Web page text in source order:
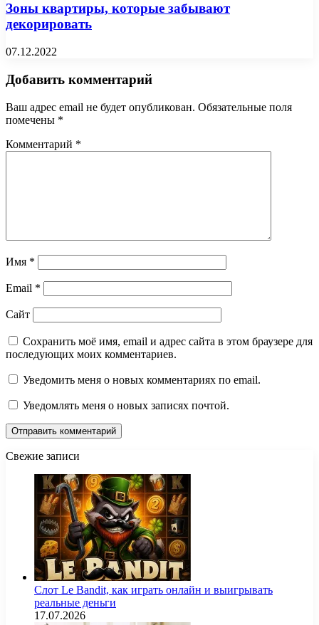
Зоны квартиры, которые забывают
декорировать
07.12.2022
Добавить комментарий
Ваш адрес email не будет опубликован. Обязательные поля
помечены *
Комментарий *
Имя *
Email *
Сайт
Сохранить моё имя, email и адрес сайта в этом браузере для
последующих моих комментариев.
Уведомить меня о новых комментариях по email.
Уведомлять меня о новых записях почтой.
Свежие записи
Слот Le Bandit, как играть онлайн и выигрывать
реальные деньги
17.07.2026